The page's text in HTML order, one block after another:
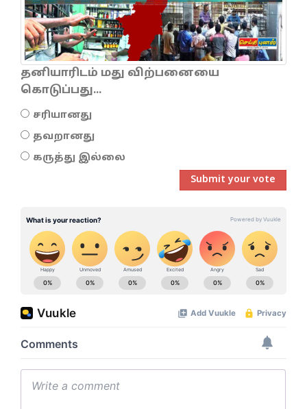
தனியாரிடம் மது விற்பனையை
கொடுப்பது...
சரியானது
தவறானது
கருத்து இல்லை
Submit your vote